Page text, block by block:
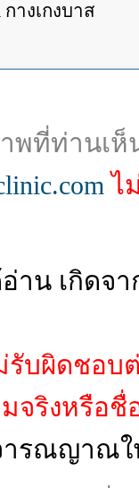
กางเกงบาส
พที่ท่านเห็
ไ
าน เกิดจ
รับผิดชอ
จริงหรือ
ารณญาณใ